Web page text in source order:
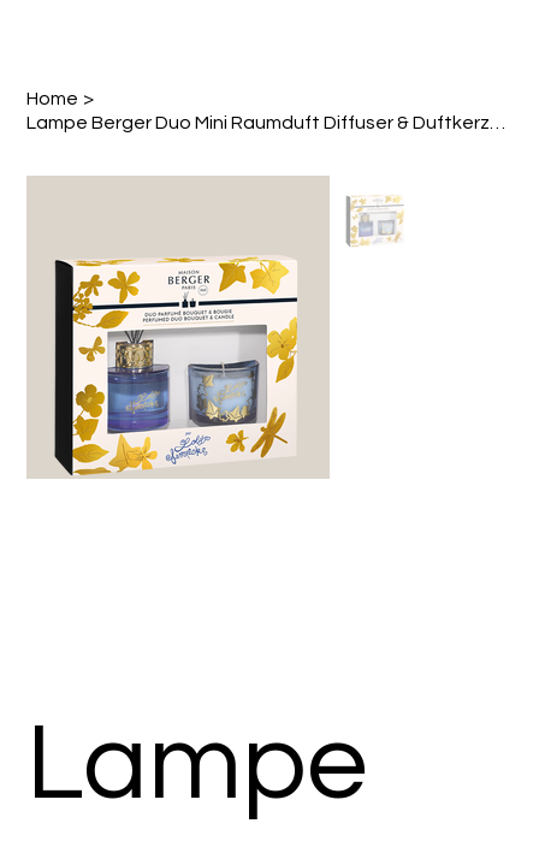
Home >
Lampe